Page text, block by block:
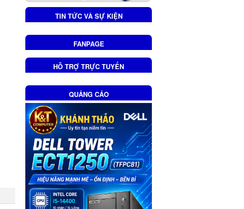
TIN TỨC VÀ SỰ KIỆN
FANPAGE
HỖ TRỢ TRỰC TUYẾN
QUẢNG CÁO